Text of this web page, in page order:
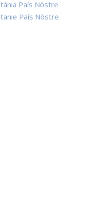
País Nòstre
País Nòstre